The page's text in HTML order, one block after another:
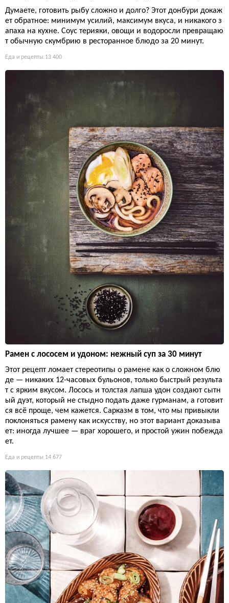
Думаете, готовить рыбу сложно и долго? Этот донбури докаж
ет обратное: минимум усилий, максимум вкуса, и никакого з
апаха на кухне. Соус терияки, овощи и водоросли превращаю
т обычную скумбрию в ресторанное блюдо за 20 минут.
Еда и рецепты 13 400
Рамен с лососем и удоном: нежный суп за 30 минут
Этот рецепт ломает стереотипы о рамене как о сложном блю
де — никаких 12-часовых бульонов, только быстрый результа
т с ярким вкусом. Лосось и толстая лапша удон создают сытн
ый дуэт, который не стыдно подать даже гурманам, а готовит
ся всё проще, чем кажется. Сарказм в том, что мы привыкли
поклоняться рамену как искусству, но этот вариант доказыва
ет: иногда лучшее — враг хорошего, и простой ужин побежда
ет.
Еда и рецепты 14 677